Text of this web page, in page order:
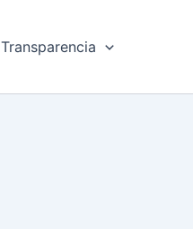
Transparencia